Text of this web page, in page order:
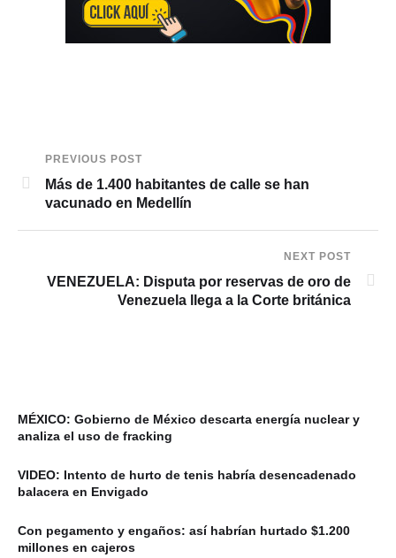
PREVIOUS POST
Más de 1.400 habitantes de calle se han
vacunado en Medellín
NEXT POST
VENEZUELA: Disputa por reservas de oro de
Venezuela llega a la Corte británica
MÉXICO: Gobierno de México descarta energía nuclear y
analiza el uso de fracking
VIDEO: Intento de hurto de tenis habría desencadenado
balacera en Envigado
Con pegamento y engaños: así habrían hurtado $1.200
millones en cajeros